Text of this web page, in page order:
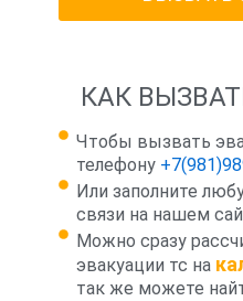
КАК
Чтобы вызвать
телефону
Или заполните
связи на нашем
Можно сразу
эвакуации тс на
так же можете